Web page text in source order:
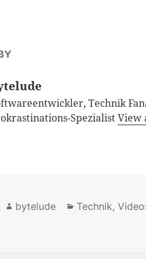
Technik
SpezialistView
Author
bytelude Categories
Technik,